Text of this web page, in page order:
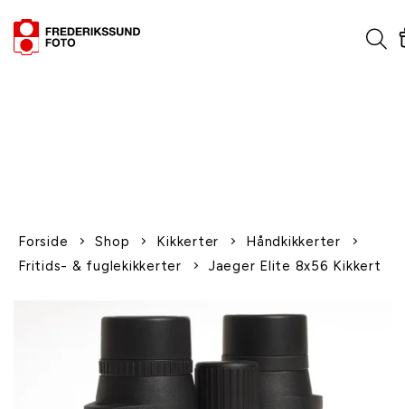
Forside Shop Kikkerter
Håndkikkerter
Fritids- & fuglekikkerter
Jaeger Elite 8x56 Kikkert